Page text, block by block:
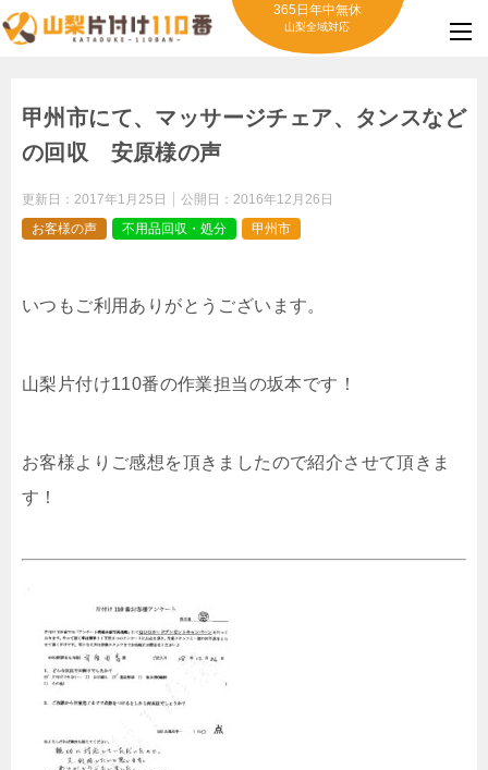
365日年中無休
山梨全域対応
甲州市にて、マッサージチェア、タンスなど
の回収 安原様の声
更新日： 2017年1月25日 公開日： 2016年12月26日
お客様の声
不用品回収・処分 甲州市
いつもご利用ありがとうございます。
山梨片付け110番の作業担当の坂本です！
お客様よりご感想を頂きましたので紹介させて頂きま
す！